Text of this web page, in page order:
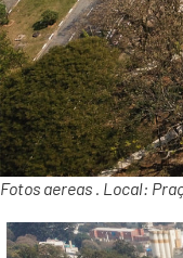
Fotos aereas . Local: